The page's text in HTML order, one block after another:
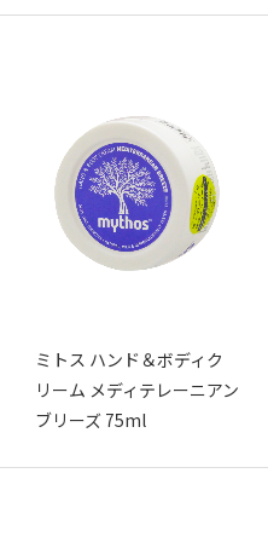
ミトス ハンド＆ボディク
リーム メディテレーニアン
ブリーズ 75ml